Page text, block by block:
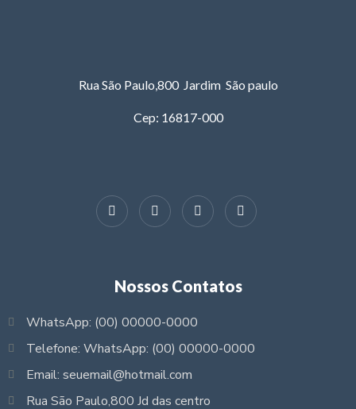
Rua São Paulo,800 Jardim São paulo
Cep: 16817-000
Nossos Contatos
WhatsApp: (00) 00000-0000
Telefone: WhatsApp: (00) 00000-0000
Email: seuemail@hotmail.com
Rua São Paulo,800 Jd das centro